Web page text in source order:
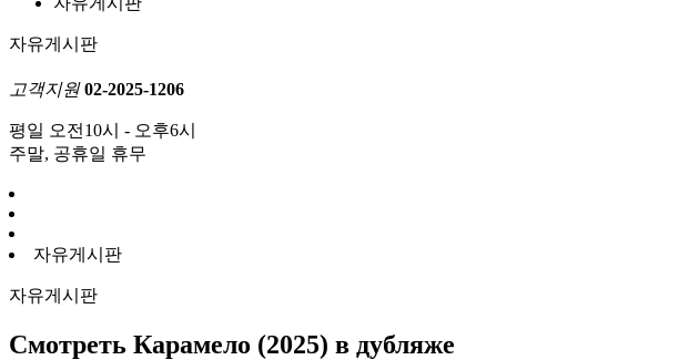
자유게시판
고객지원 02-2025-1206
평일 오전10시 - 오후6시
주말, 공휴일 휴무
자유게시판
자유게시판
Смотреть Карамело (2025) в дубляже